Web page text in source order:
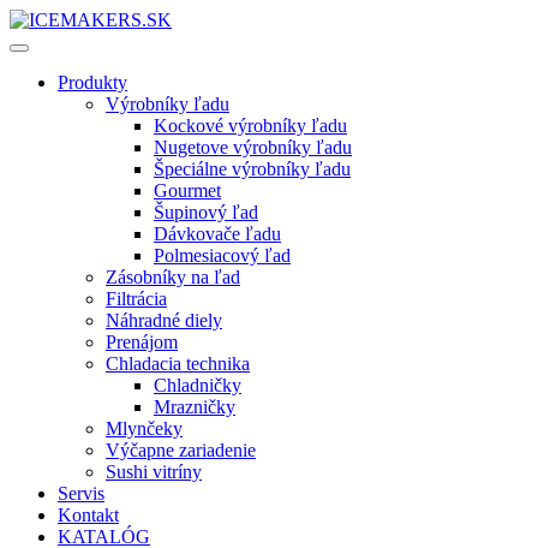
Produkty
Výrobníky ľadu
Kockové výrobníky ľadu
Nugetove výrobníky ľadu
Špeciálne výrobníky ľadu
Gourmet
Šupinový ľad
Dávkovače ľadu
Polmesiacový ľad
Zásobníky na ľad
Filtrácia
Náhradné diely
Prenájom
Chladacia technika
Chladničky
Mrazničky
Mlynčeky
Výčapne zariadenie
Sushi vitríny
Servis
Kontakt
KATALÓG